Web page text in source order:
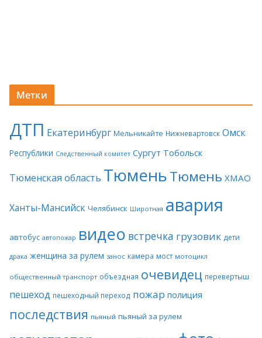
Метки
ДТП Екатеринбург Мельникайте Нижневартовск Омск
Республики Следственный комитет Сургут Тобольск
Тюменская область ТюменьТюмень ХМАО
Ханты-Мансийск Челябинск Широтная авария
автобус автопожар видео встречка грузовик дети
драка женщина за рулем занос камера мост мотоцикл
общественный транспорт объездная очевидец перевертыш
пешеход пешеходный переход пожар полиция
последствия пьяный пьяный за рулем